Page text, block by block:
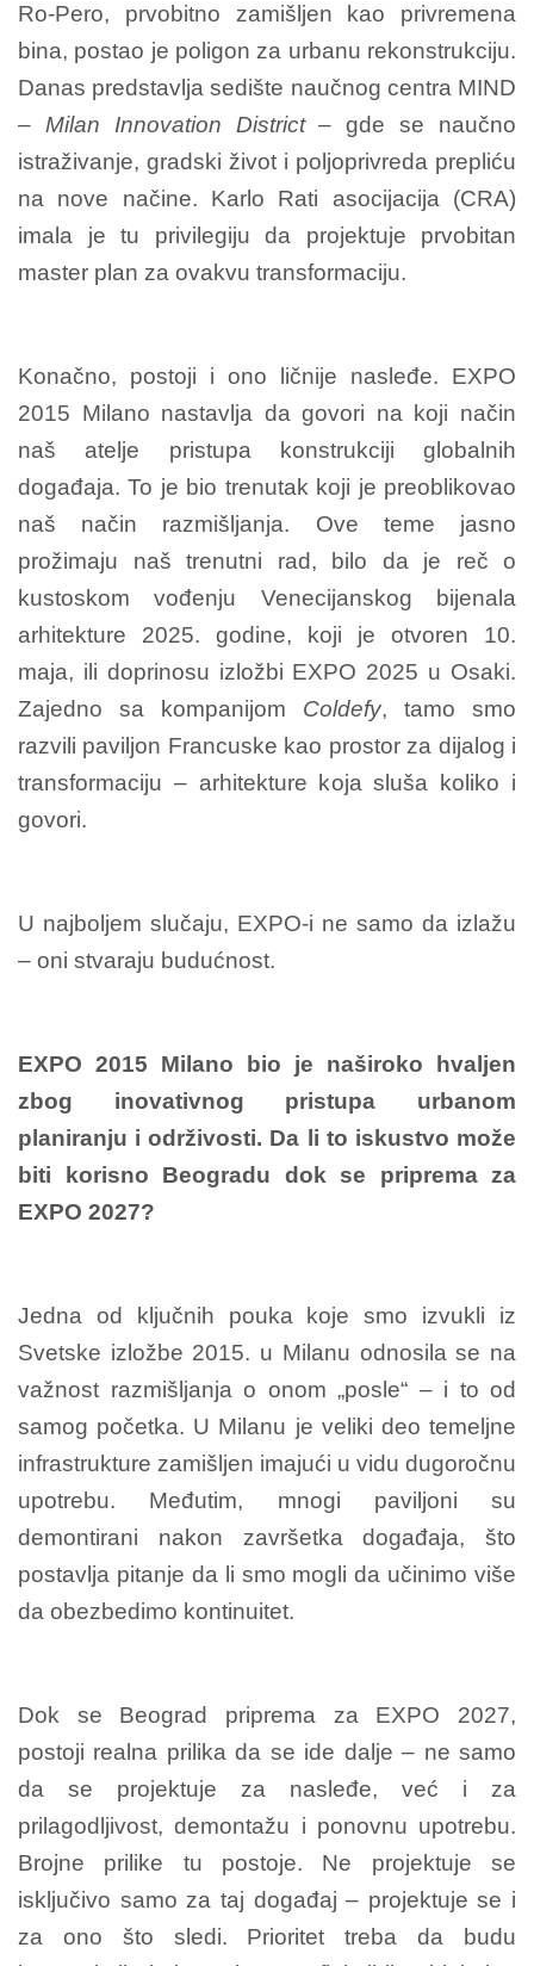
Ro-Pero, prvobitno zamišljen kao privremena
bina, postao je poligon za urbanu rekonstrukciju.
Danas predstavlja sedište naučnog centra MIND
– Milan Innovation District– gde se naučno
istraživanje, gradski život i poljoprivreda prepliću
na nove načine. Karlo Rati asocijacija (CRA)
imala je tu privilegiju da projektuje prvobitan
master plan za ovakvu transformaciju.
Konačno, postoji i ono ličnije nasleđe. EXPO
2015 Milano nastavlja da govori na koji način
naš atelje pristupa konstrukciji globalnih
događaja. To je bio trenutak koji je preoblikovao
naš način razmišljanja. Ove teme jasno
prožimaju naš trenutni rad, bilo da je reč o
kustoskom vođenju Venecijanskog bijenala
arhitekture 2025. godine, koji je otvoren 10.
maja, ili doprinosu izložbi EXPO 2025 u Osaki.
Zajedno sa kompanijom Coldefy, tamo smo
razvili paviljon Francuske kao prostor za dijalog i
transformaciju – arhitekture koja sluša koliko i
govori.
U najboljem slučaju, EXPO-i ne samo da izlažu
– oni stvaraju budućnost.
EXPO 2015 Milano bio je naširoko hvaljen
zbog inovativnog pristupa urbanom
planiranju i održivosti. Da li to iskustvo može
biti korisno Beogradu dok se priprema za
EXPO 2027?
Jedna od ključnih pouka koje smo izvukli iz
Svetske izložbe 2015. u Milanu odnosila se na
važnost razmišljanja o onom „posle“ – i to od
samog početka. U Milanu je veliki deo temeljne
infrastrukture zamišljen imajući u vidu dugoročnu
upotrebu. Međutim, mnogi paviljoni su
demontirani nakon završetka događaja, što
postavlja pitanje da li smo mogli da učinimo više
da obezbedimo kontinuitet.
Dok se Beograd priprema za EXPO 2027,
postoji realna prilika da se ide dalje – ne samo
da se projektuje za nasleđe, već i za
prilagodljivost, demontažu i ponovnu upotrebu.
Brojne prilike tu postoje. Ne projektuje se
isključivo samo za taj događaj – projektuje se i
za ono što sledi. Prioritet treba da budu